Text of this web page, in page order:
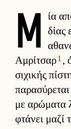
Μ ία
δίας
Αμ­ρίτσαρ1 ,
σιχικής
με αρώματα
φτάνει μαζί